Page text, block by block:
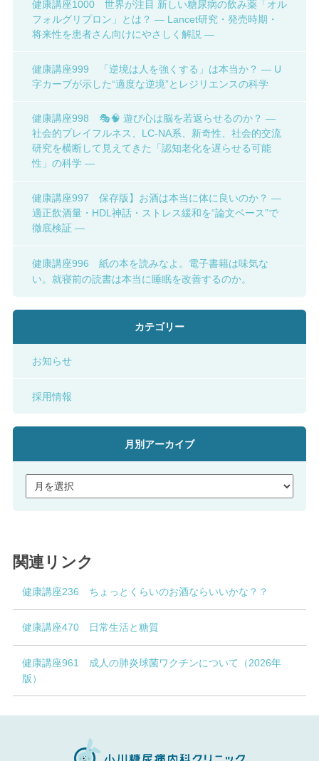
健康講座1000 世界が注目 新しい糖尿病の飲み薬「オル
フォルグリプロン」とは？ ― Lancet研究・発売時期・
将来性を患者さん向けにやさしく解説 ―
健康講座999 「逆境は人を強くする」は本当か？ ― U
字カーブが示した“適度な逆境”とレジリエンスの科学
健康講座998 🎭🧠 遊び心は脳を若返らせるのか？ ―
社会的プレイフルネス、LC-NA系、新奇性、社会的交流
研究を横断して見えてきた「認知老化を遅らせる可能
性」の科学 ―
健康講座997 保存版】お酒は本当に体に良いのか？ ―
適正飲酒量・HDL神話・ストレス緩和を“論文ベース”で
徹底検証 ―
健康講座996 紙の本を読みなよ。電子書籍は味気な
い。就寝前の読書は本当に睡眠を改善するのか。
カテゴリー
お知らせ
採用情報
月別アーカイブ
関連リンク
健康講座236 ちょっとくらいのお酒ならいいかな？？
健康講座470 日常生活と糖質
健康講座961 成人の肺炎球菌ワクチンについて（2026年
版）